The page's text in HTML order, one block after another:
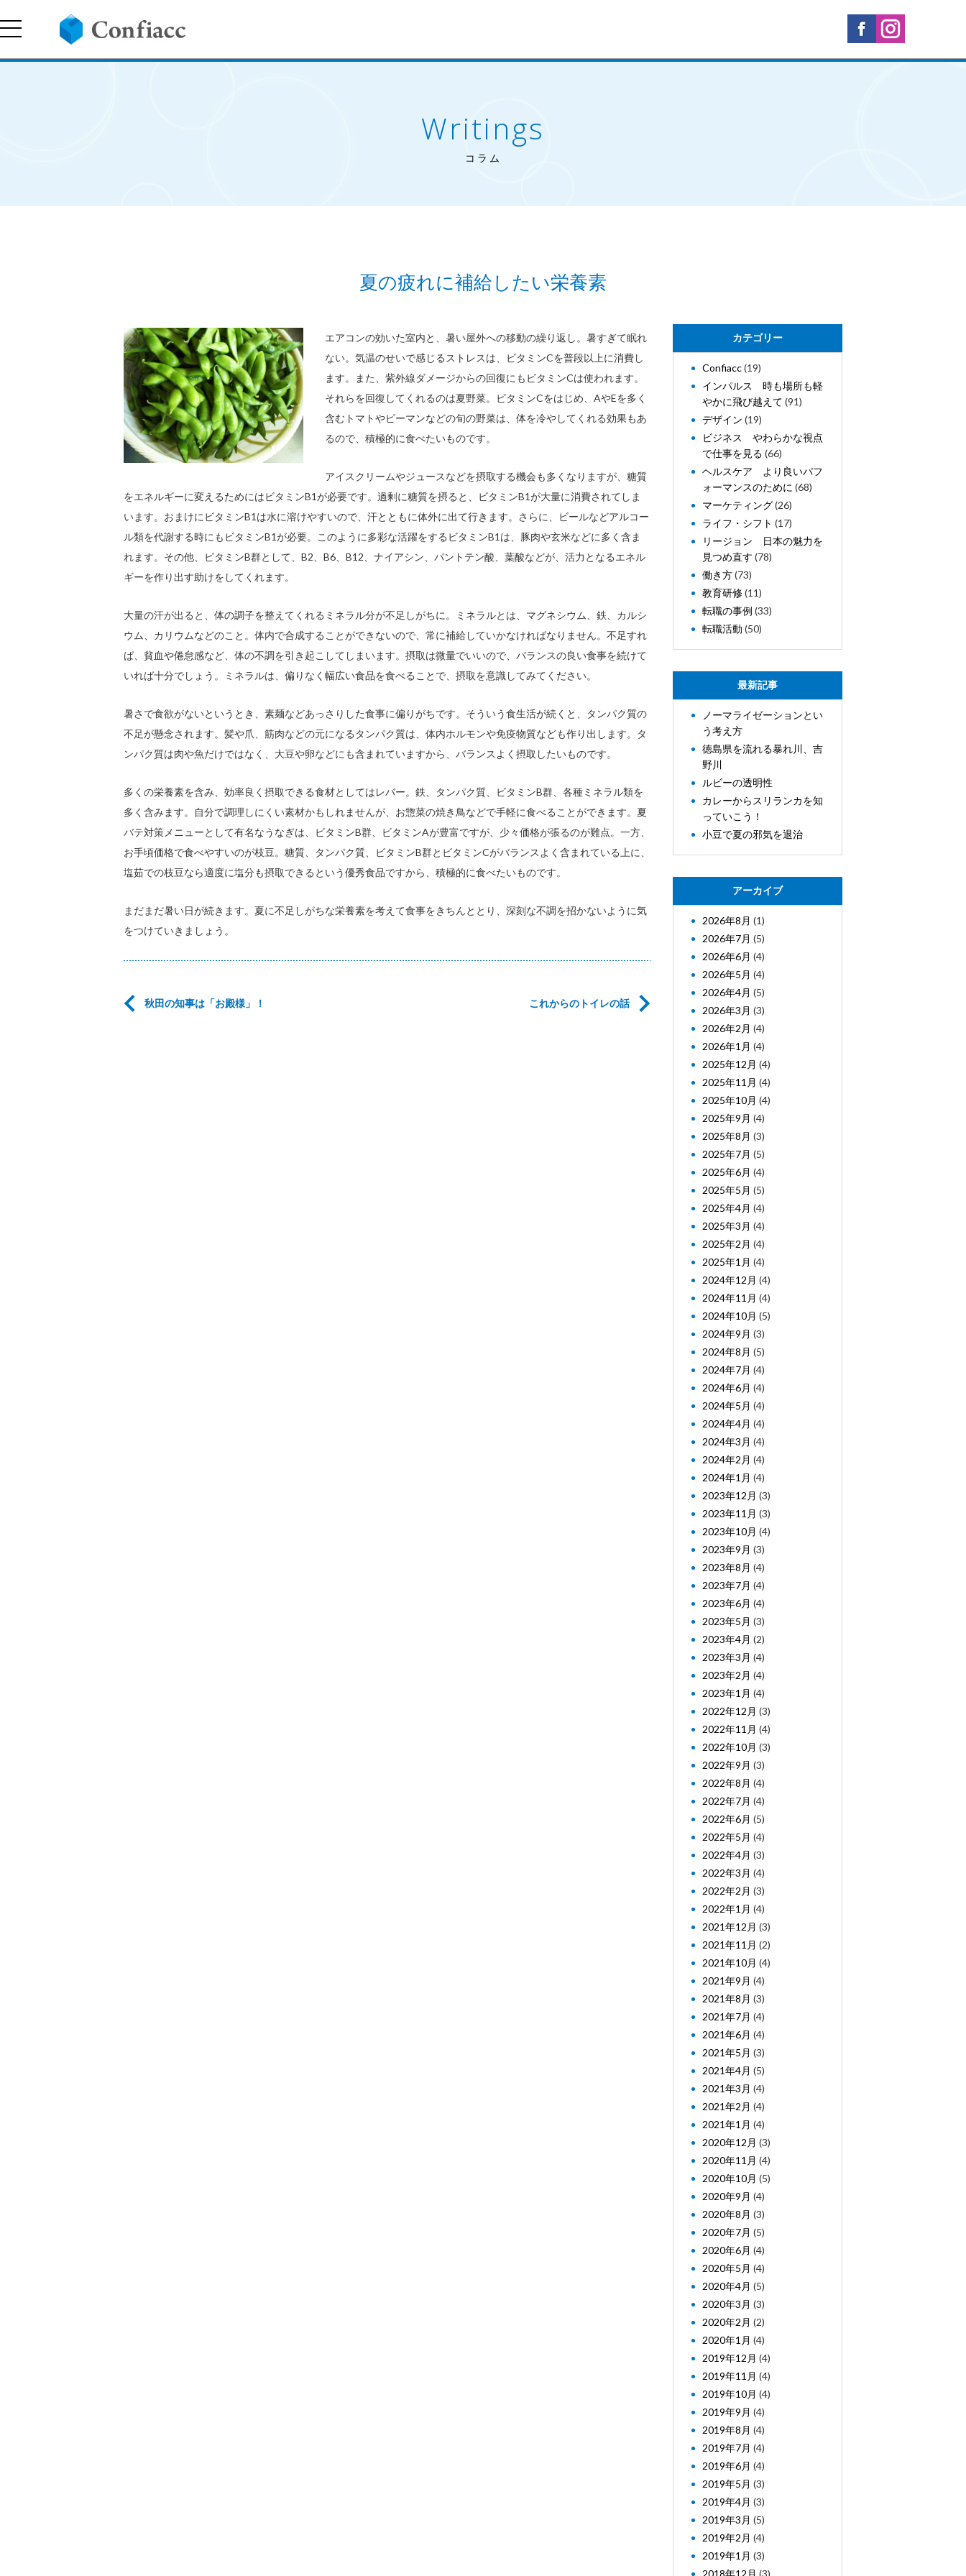
Writings
コラム
夏の疲れに補給したい栄養素
エアコンの効いた室内と、暑い屋外への移動の繰り返し。暑すぎて眠れ
ない。気温のせいで感じるストレスは、ビタミンCを普段以上に消費し
ます。また、紫外線ダメージからの回復にもビタミンCは使われます。
それらを回復してくれるのは夏野菜。ビタミンCをはじめ、AやEを多く
含むトマトやピーマンなどの旬の野菜は、体を冷やしてくれる効果もあ
るので、積極的に食べたいものです。
アイスクリームやジュースなどを摂取する機会も多くなりますが、糖質
をエネルギーに変えるためにはビタミンB1が必要です。過剰に糖質を摂ると、ビタミンB1が大量に消費されてしま
います。おまけにビタミンB1は水に溶けやすいので、汗とともに体外に出て行きます。さらに、ビールなどアルコー
ル類を代謝する時にもビタミンB1が必要。このように多彩な活躍をするビタミンB1は、豚肉や玄米などに多く含ま
れます。その他、ビタミンB群として、B2、B6、B12、ナイアシン、パントテン酸、葉酸などが、活力となるエネル
ギーを作り出す助けをしてくれます。
大量の汗が出ると、体の調子を整えてくれるミネラル分が不足しがちに。ミネラルとは、マグネシウム、鉄、カルシ
ウム、カリウムなどのこと。体内で合成することができないので、常に補給していかなければなりません。不足すれ
ば、貧血や倦怠感など、体の不調を引き起こしてしまいます。摂取は微量でいいので、バランスの良い食事を続けて
いれば十分でしょう。ミネラルは、偏りなく幅広い食品を食べることで、摂取を意識してみてください。
暑さで食欲がないというとき、素麺などあっさりした食事に偏りがちです。そういう食生活が続くと、タンパク質の
不足が懸念されます。髪や爪、筋肉などの元になるタンパク質は、体内ホルモンや免疫物質なども作り出します。タ
ンパク質は肉や魚だけではなく、大豆や卵などにも含まれていますから、バランスよく摂取したいものです。
多くの栄養素を含み、効率良く摂取できる食材としてはレバー。鉄、タンパク質、ビタミンB群、各種ミネラル類を
多く含みます。自分で調理しにくい素材かもしれませんが、お惣菜の焼き鳥などで手軽に食べることができます。夏
バテ対策メニューとして有名なうなぎは、ビタミンB群、ビタミンAが豊富ですが、少々価格が張るのが難点。一方、
お手頃価格で食べやすいのが枝豆。糖質、タンパク質、ビタミンB群とビタミンCがバランスよく含まれている上に、
塩茹での枝豆なら適度に塩分も摂取できるという優秀食品ですから、積極的に食べたいものです。
まだまだ暑い日が続きます。夏に不足しがちな栄養素を考えて食事をきちんととり、深刻な不調を招かないように気
をつけていきましょう。
これからのトイレの話
秋田の知事は「お殿様」！
カテゴリー
Confiacc(19)
インパルス 時も場所も軽
やかに飛び越えて (91)
デザイン (19)
ビジネス やわらかな視点
で仕事を見る (66)
ヘルスケア より良いパフ
ォーマンスのために (68)
マーケティング(26)
ライフ・シフト (17)
リージョン 日本の魅力を
見つめ直す (78)
働き方(73)
教育研修(11)
転職の事例 (33)
転職活動 (50)
最新記事
ノーマライゼーションとい
う考え方
徳島県を流れる暴れ川、吉
野川
ルビーの透明性
カレーからスリランカを知
っていこう！
小豆で夏の邪気を退治
アーカイブ
2026年8月 (1)
2026年7月 (5)
2026年6月 (4)
2026年5月 (4)
2026年4月 (5)
2026年3月 (3)
2026年2月 (4)
2026年1月 (4)
2025年12月 (4)
2025年11月 (4)
2025年10月 (4)
2025年9月 (4)
2025年8月 (3)
2025年7月 (5)
2025年6月 (4)
2025年5月 (5)
2025年4月 (4)
2025年3月 (4)
2025年2月 (4)
2025年1月 (4)
2024年12月 (4)
2024年11月 (4)
2024年10月 (5)
2024年9月 (3)
2024年8月 (5)
2024年7月 (4)
2024年6月 (4)
2024年5月 (4)
2024年4月 (4)
2024年3月 (4)
2024年2月 (4)
2024年1月 (4)
2023年12月 (3)
2023年11月 (3)
2023年10月 (4)
2023年9月 (3)
2023年8月 (4)
2023年7月 (4)
2023年6月 (4)
2023年5月 (3)
2023年4月 (2)
2023年3月 (4)
2023年2月 (4)
2023年1月 (4)
2022年12月 (3)
2022年11月 (4)
2022年10月 (3)
2022年9月 (3)
2022年8月 (4)
2022年7月 (4)
2022年6月 (5)
2022年5月 (4)
2022年4月 (3)
2022年3月 (4)
2022年2月 (3)
2022年1月 (4)
2021年12月 (3)
2021年11月 (2)
2021年10月 (4)
2021年9月 (4)
2021年8月 (3)
2021年7月 (4)
2021年6月 (4)
2021年5月 (3)
2021年4月 (5)
2021年3月 (4)
2021年2月 (4)
2021年1月 (4)
2020年12月 (3)
2020年11月 (4)
2020年10月 (5)
2020年9月 (4)
2020年8月 (3)
2020年7月 (5)
2020年6月 (4)
2020年5月 (4)
2020年4月 (5)
2020年3月 (3)
2020年2月 (2)
2020年1月 (4)
2019年12月 (4)
2019年11月 (4)
2019年10月 (4)
2019年9月 (4)
2019年8月 (4)
2019年7月 (4)
2019年6月 (4)
2019年5月 (3)
2019年4月 (3)
2019年3月 (5)
2019年2月 (4)
2019年1月 (3)
2018年12月 (3)